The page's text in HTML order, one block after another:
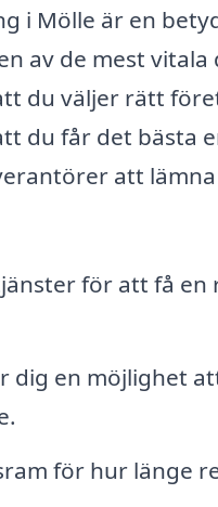
i Mölle är en
av de mest
du väljer rätt
du får det bästa
att
för att få
dig en möjlighet
för hur länge